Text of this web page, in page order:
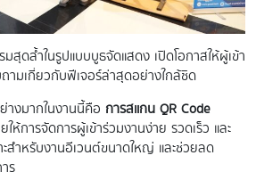
สุดล้ำในรูปแบบบูธจัดแสดง เปิดโอกาสให้ผู้เข้า
ามเกี่ยวกับฟีเจอร์ล่าสุดอย่างใกล้ชิด
างมากในงานนี้คือ การสแกน QR Code
ให้การจัดการผู้เข้าร่วมงานง่าย รวดเร็ว และ
สำหรับงานอีเวนต์ขนาดใหญ่ และช่วยลด
ร